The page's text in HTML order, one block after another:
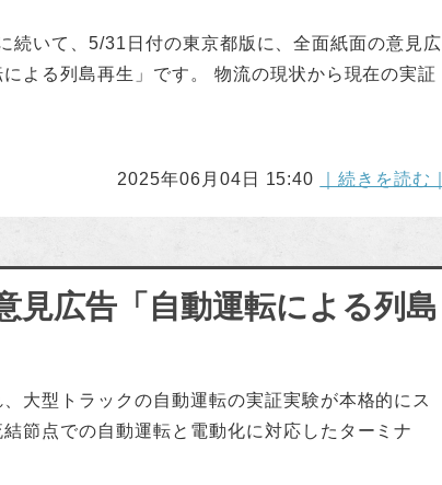
続いて、5/31日付の東京都版に、全面紙面の意見広
よる列島再生」です。 物流の現状から現在の実証
2025年06月04日 15:40 ｜続きを読む｜
見広告「自動運転による列島
大型トラックの自動運転の実証実験が本格的にス
節点での自動運転と電動化に対応したターミナ